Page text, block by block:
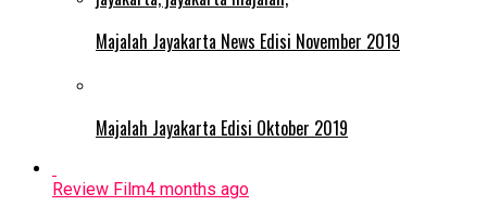
Majalah Jayakarta News Edisi November 2019
Majalah Jayakarta Edisi Oktober 2019
Review Film4 months ago